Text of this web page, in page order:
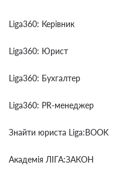
Liga360: Керівник
Liga360: Юрист
Liga360: Бухгалтер
Liga360: PR-менеджер
Знайти юриста Liga:BOOK
Академія ЛІГА:ЗАКОН